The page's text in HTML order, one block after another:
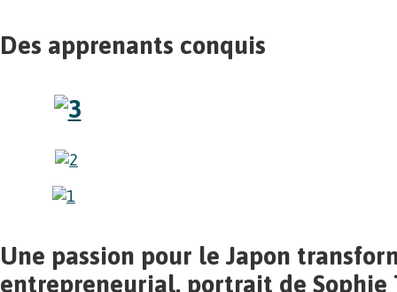
Des apprenants conquis
Une passion pour le Japon
entrepreneurial, portrait de Sophie